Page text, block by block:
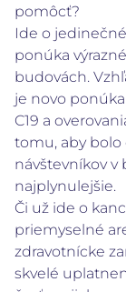
pomôcť?
Ide o
ponúka
budovách.
je novo
C19 a
tomu, aby bolo
návštevníkov v
najplynulejšie.
Či už ide o
priemyselné
zdravotnícke
skvelé